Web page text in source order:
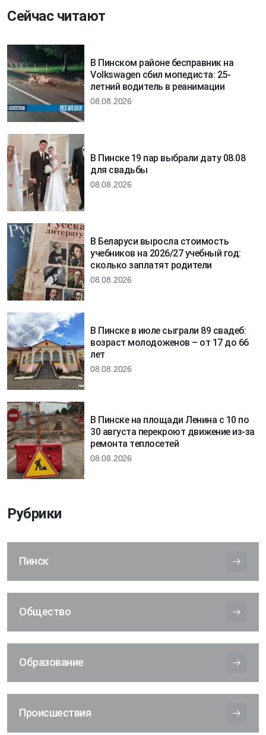
Сейчас читают
В Пинском районе бесправник на
Volkswagen сбил мопедиста: 25-
летний водитель в реанимации
08.08.2026
В Пинске 19 пар выбрали дату 08.08
для свадьбы
08.08.2026
В Беларуси выросла стоимость
учебников на 2026/27 учебный год:
сколько заплатят родители
08.08.2026
В Пинске в июле сыграли 89 свадеб:
возраст молодоженов – от 17 до 66
лет
08.08.2026
В Пинске на площади Ленина с 10 по
30 августа перекроют движение из-за
ремонта теплосетей
08.08.2026
Рубрики
Пинск
Общество
Образование
Происшествия